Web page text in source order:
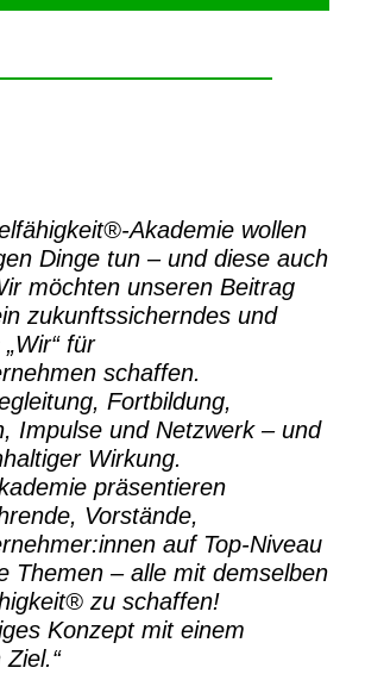
Akademiewollen
Dinge tun – und diese auch
möchten unseren Beitrag
zukunftssicherndes und
für
schaffen.
Fortbildung,
Impulse und Netzwerk – und
Wirkung.
präsentieren
Vorstände,
auf Top-Niveau
Themen – alle mit demselben
zu schaffen!
Konzept mit einem